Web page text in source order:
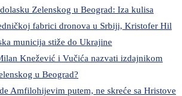
Zelenskog u Beograd: Iza kulisa
fabrici dronova u Srbiji, Kristofer Hil
municija stiže do Ukrajine
Knežević i Vučića nazvati izdajnikom
u Beograd?
Amfilohijevim putem, ne skreće sa Hristove